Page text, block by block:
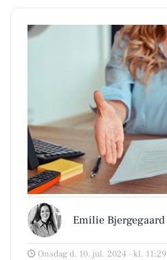
Emilie Bjergegaard
Onsdag d. 10. jul. 2024 - kl. 11:29